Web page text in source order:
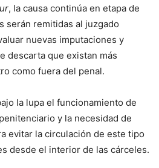
, la causa continúa en etapa de
serán remitidas al juzgado
nuevas imputaciones y
descarta que existan más
como fuera del penal.
la lupa el funcionamiento de
y la necesidad de
evitar la circulación de este tipo
desde el interior de las cárceles.